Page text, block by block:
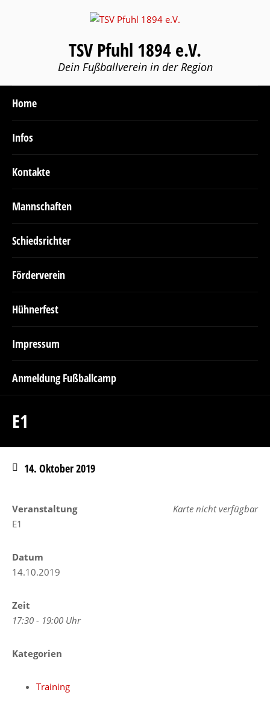
TSV Pfuhl 1894 e.V.
Dein Fußballverein in der Region
Home
Infos
Kontakte
Mannschaften
Schiedsrichter
Förderverein
Hühnerfest
Impressum
Anmeldung Fußballcamp
E1
14. Oktober 2019
Karte nicht verfügbar
Veranstaltung
E1
Datum
14.10.2019
Zeit
17:30 - 19:00 Uhr
Kategorien
Training